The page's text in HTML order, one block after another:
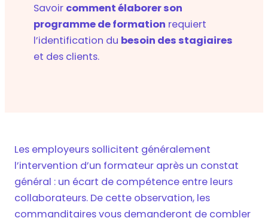
Savoir comment élaborer son
programme de formation requiert
l’identification du besoin des stagiaires
et des clients.
Les employeurs sollicitent généralement
l’intervention d’un formateur après un constat
général : un écart de compétence entre leurs
collaborateurs. De cette observation, les
commanditaires vous demanderont de combler